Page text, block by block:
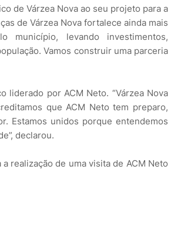
de Várzea Nova ao seu projeto para a
de Várzea Nova fortalece ainda mais
município, levando investimentos,
Vamos construir uma parceria
por ACM Neto. “Várzea Nova
que ACM Neto tem preparo,
Estamos unidos porque entendemos
declarou.
realização de uma visita de ACM Neto